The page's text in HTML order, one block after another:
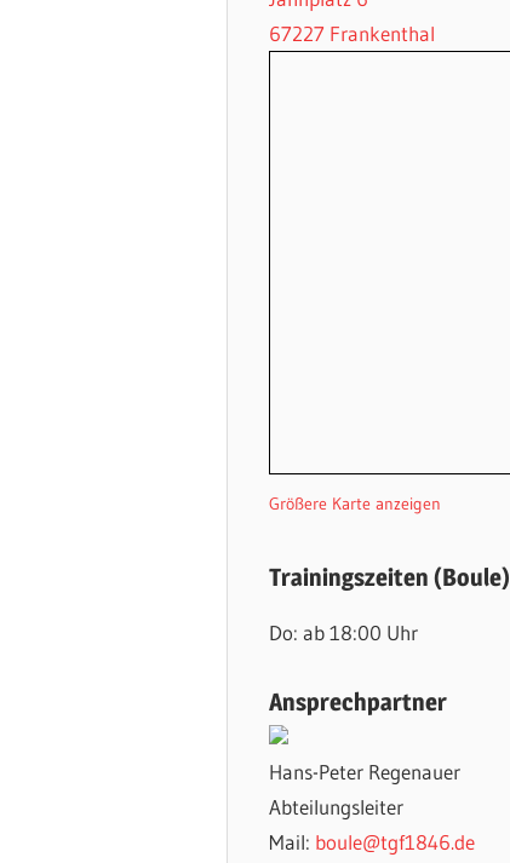
67227 Frankenthal
Größere Karte anzeigen
Trainingszeiten (Boule)
Do: ab 18:00 Uhr
Ansprechpartner
Hans-Peter Regenauer
Abteilungsleiter
Mail: boule@tgf1846.de